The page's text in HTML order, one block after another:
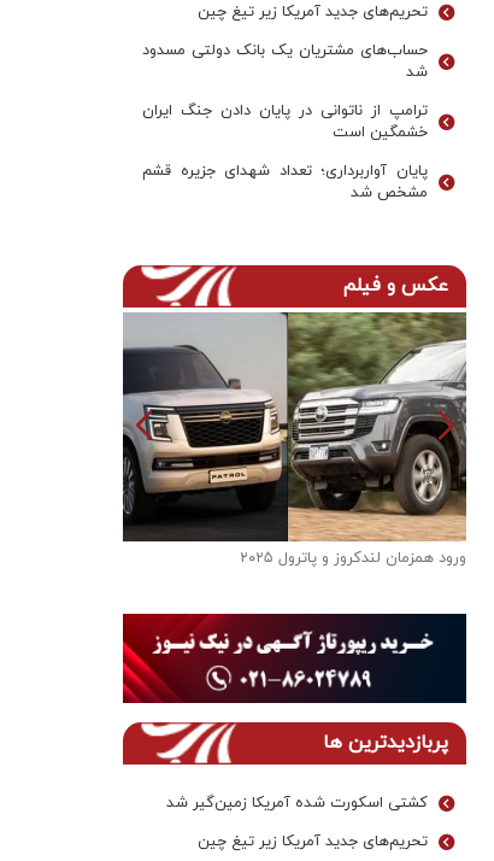
تحریم‌های جدید آمریکا زیر تیغ چین
حساب‌های مشتریان یک بانک‌ دولتی مسدود
شد
ترامپ از ناتوانی در پایان دادن جنگ ایران
خشمگین است
پایان آواربرداری؛ تعداد شهدای جزیره قشم
مشخص شد
عکس و فیلم
ورود همزمان لندکروز و پاترول ۲۰۲۵
پربازدیدترین ها
کشتی اسکورت شده آمریکا زمین‌گیر شد
تحریم‌های جدید آمریکا زیر تیغ چین